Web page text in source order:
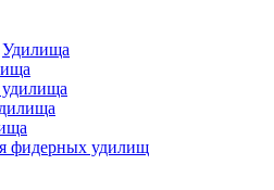
Удилища
фидерных удилищ